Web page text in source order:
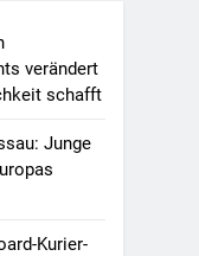
verändert
schafft
Junge
Kurier-